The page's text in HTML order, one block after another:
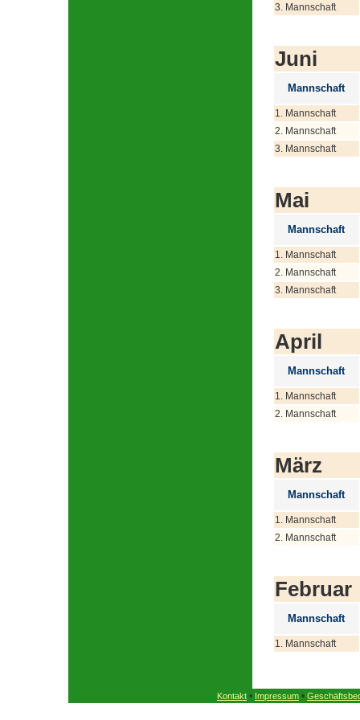
3. Mannschaft
Juni
Mannschaft
1. Mannschaft
2. Mannschaft
3. Mannschaft
Mai
Mannschaft
1. Mannschaft
2. Mannschaft
3. Mannschaft
April
Mannschaft
1. Mannschaft
2. Mannschaft
März
Mannschaft
1. Mannschaft
2. Mannschaft
Februar
Mannschaft
1. Mannschaft
Kontakt • Impressum •